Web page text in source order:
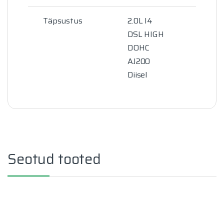
Täpsustus
2.0L I4
DSL HIGH
DOHC
AJ200
Diisel
Seotud tooted